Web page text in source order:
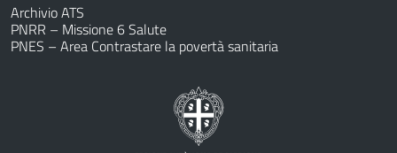
Archivio ATS
PNRR – Missione 6 Salute
PNES – Area Contrastare la povertà sanitaria